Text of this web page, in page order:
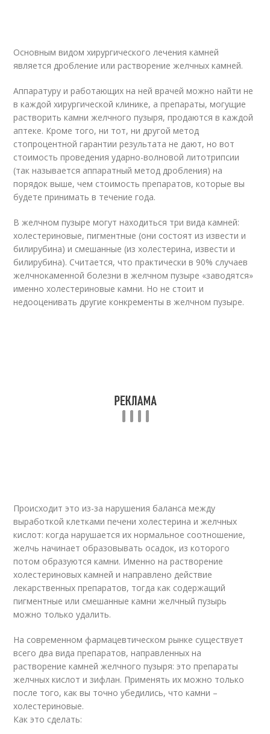
Основным видом хирургического лечения камней
является дробление или растворение желчных камней.
Аппаратуру и работающих на ней врачей можно найти не
в каждой хирургической клинике, а препараты, могущие
растворить камни желчного пузыря, продаются в каждой
аптеке. Кроме того, ни тот, ни другой метод
стопроцентной гарантии результата не дают, но вот
стоимость проведения ударно-волновой литотрипсии
(так называется аппаратный метод дробления) на
порядок выше, чем стоимость препаратов, которые вы
будете принимать в течение года.
В желчном пузыре могут находиться три вида камней:
холестериновые, пигментные (они состоят из извести и
билирубина) и смешанные (из холестерина, извести и
билирубина). Считается, что практически в 90% случаев
желчнокаменной болезни в желчном пузыре «заводятся»
именно холестериновые камни. Но не стоит и
недооценивать другие конкременты в желчном пузыре.
Происходит это из-за нарушения баланса между
выработкой клетками печени холестерина и желчных
кислот: когда нарушается их нормальное соотношение,
желчь начинает образовывать осадок, из которого
потом образуются камни. Именно на растворение
холестериновых камней и направлено действие
лекарственных препаратов, тогда как содержащий
пигментные или смешанные камни желчный пузырь
можно только удалить.
На современном фармацевтическом рынке существует
всего два вида препаратов, направленных на
растворение камней желчного пузыря: это препараты
желчных кислот и зифлан. Применять их можно только
после того, как вы точно убедились, что камни –
холестериновые.
Как это сделать: